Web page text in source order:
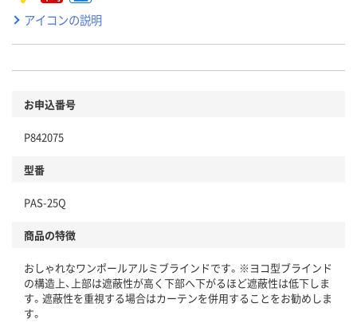
アイコンの説明
お申込番号
P842075
型番
PAS-25Q
商品の特徴
おしゃれなワンポールアルミブラインドです。※ヨコ型ブラインド
の構造上、上部は遮蔽性が高く下部へ下がるほど遮蔽性は低下しま
す。遮蔽性を重視する場合はカーテンを併用することをお勧めしま
す。